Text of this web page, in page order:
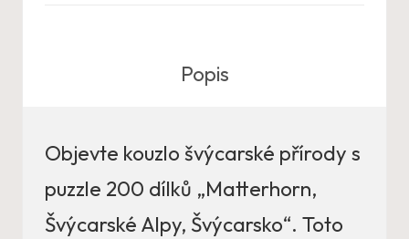
Popis
Objevte kouzlo švýcarské přírody s
puzzle 200 dílků „Matterhorn,
Švýcarské Alpy, Švýcarsko“. Toto